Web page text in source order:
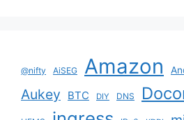
@nifty AiSEG Amazon
Aukey BTC DIY DNS